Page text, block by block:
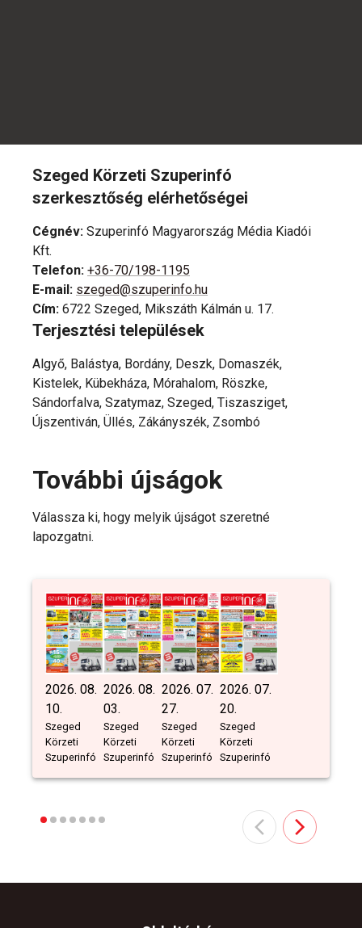
Szeged Körzeti Szuperinfó
szerkesztőség elérhetőségei
Cégnév: Szuperinfó Magyarország Média Kiadói
Kft.
Telefon: +36-70/198-1195
E-mail: szeged@szuperinfo.hu
Cím: 6722 Szeged, Mikszáth Kálmán u. 17.
Terjesztési települések
Algyő, Balástya, Bordány, Deszk, Domaszék,
Kistelek, Kübekháza, Mórahalom, Röszke,
Sándorfalva, Szatymaz, Szeged, Tiszasziget,
Újszentiván, Üllés, Zákányszék, Zsombó
További újságok
Válassza ki, hogy melyik újságot szeretné
lapozgatni.
2026. 08.
10.
Szeged
Körzeti
Szuperinfó
2026. 08.
03.
Szeged
Körzeti
Szuperinfó
2026. 07.
27.
Szeged
Körzeti
Szuperinfó
2026. 07.
20.
Szeged
Körzeti
Szuperinfó